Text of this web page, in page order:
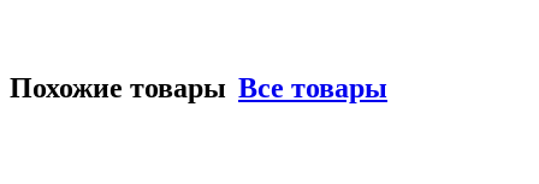
Похожие товары Все товары